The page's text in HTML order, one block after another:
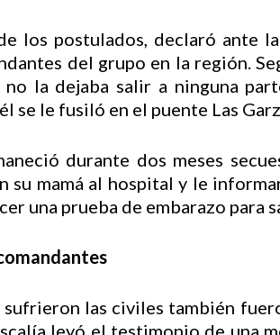
los postulados, declaró ante
del grupo en la región.
la dejaba salir a ninguna
se le fusiló en el puente Las
durante dos meses
mamá al hospital y le
una prueba de embarazo para
sufrieron las civiles también
leyó el testimonio de una